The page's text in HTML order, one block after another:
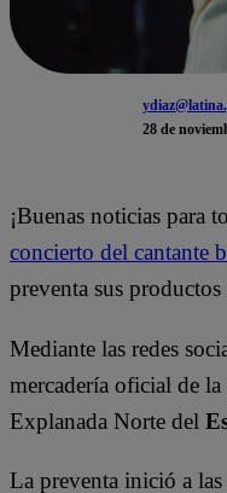
28 de
¡Buenas noticias para
concierto del cantante
preventa sus
Mediante las redes
mercadería oficial de la
Explanada Norte del
La preventa inició a las